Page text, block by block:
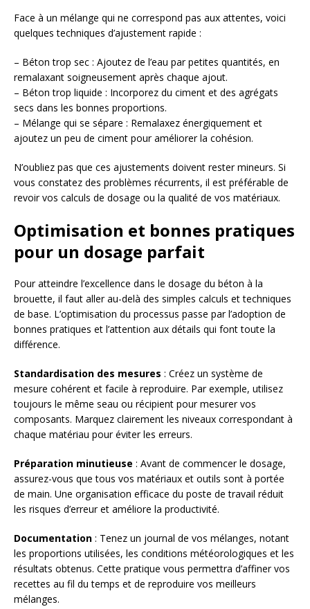
Face à un mélange qui ne correspond pas aux attentes, voici
quelques techniques d’ajustement rapide :
– Béton trop sec : Ajoutez de l’eau par petites quantités, en
remalaxant soigneusement après chaque ajout.
– Béton trop liquide : Incorporez du ciment et des agrégats
secs dans les bonnes proportions.
– Mélange qui se sépare : Remalaxez énergiquement et
ajoutez un peu de ciment pour améliorer la cohésion.
N’oubliez pas que ces ajustements doivent rester mineurs. Si
vous constatez des problèmes récurrents, il est préférable de
revoir vos calculs de dosage ou la qualité de vos matériaux.
Optimisation et bonnes pratiques
pour un dosage parfait
Pour atteindre l’excellence dans le dosage du béton à la
brouette, il faut aller au-delà des simples calculs et techniques
de base. L’optimisation du processus passe par l’adoption de
bonnes pratiques et l’attention aux détails qui font toute la
différence.
Standardisation des mesures : Créez un système de
mesure cohérent et facile à reproduire. Par exemple, utilisez
toujours le même seau ou récipient pour mesurer vos
composants. Marquez clairement les niveaux correspondant à
chaque matériau pour éviter les erreurs.
Préparation minutieuse : Avant de commencer le dosage,
assurez-vous que tous vos matériaux et outils sont à portée
de main. Une organisation efficace du poste de travail réduit
les risques d’erreur et améliore la productivité.
Documentation : Tenez un journal de vos mélanges, notant
les proportions utilisées, les conditions météorologiques et les
résultats obtenus. Cette pratique vous permettra d’affiner vos
recettes au fil du temps et de reproduire vos meilleurs
mélanges.